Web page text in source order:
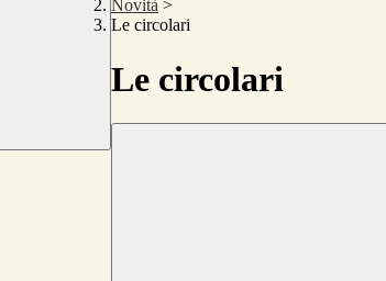
Novità >
Le circolari
Le circolari